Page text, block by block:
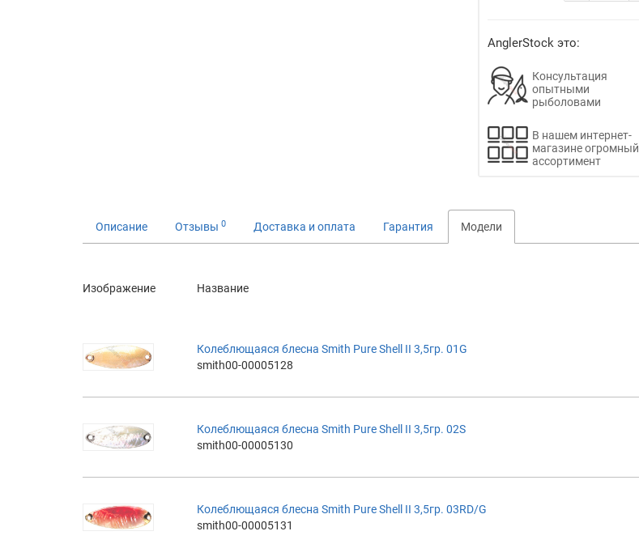
AnglerStock это:
Консультация
опытными
рыболовами
В нашем интернет-
магазине огромный
ассортимент
Описание Отзывы 0 Доставка и оплата Гарантия Модели
Изображение Название
Колеблющаяся блесна Smith Pure Shell II 3,5гр. 01G
smith00-00005128
Колеблющаяся блесна Smith Pure Shell II 3,5гр. 02S
smith00-00005130
Колеблющаяся блесна Smith Pure Shell II 3,5гр. 03RD/G
smith00-00005131